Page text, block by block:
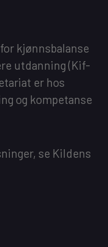
kjønnsbalanse
utdanning(Kif-
er hos
og kompetanse
se Kildens